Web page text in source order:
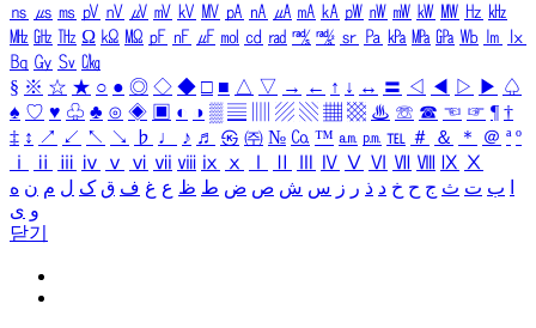
㎱ ㎲ ㎳ ㎴ ㎵ ㎶ ㎷ ㎸ ㎹ ㎀ ㎁ ㎂ ㎃ ㎄ ㎺ ㎻ ㎽ ㎾ ㎿ ㎐ ㎑
㎒ ㎓ ㎔ Ω ㏀ ㏁ ㎊ ㎋ ㎌ ㏖ ㏅ ㎭ ㎮ ㎯ ㏛ ㎩ ㎪ ㎫ ㎬ ㏝ ㏐
㏓
㏃ ㏉ ㏜ ㏆
§ ※ ☆ ★ ○ ● ◎ ◇ ◆ □ ■ △ ▽ → ← ↑ ↓ ↔ 〓 ◁ ◀ ▷ ▶ ♤
♠ ♡ ♥ ♧ ♣ ⊙ ◈ ▣ ◐ ◑ ▒ ▤ ▨ ▧ ▦ ▩ ♨ ☏ ☎ ☜ ☞ ¶ †
‡ ↕ ↗ ↙ ↖ ↘ ♭ ♩ ♪ ♬ ㉿ ㈜ № ㏇ ™ ㏂ ㏘ ℡ ＃ ＆ ＊ ＠ ª º
ⅰ
ⅱ ⅲ ⅳ ⅴ ⅵ ⅶ ⅷ ⅸ ⅹ Ⅳ Ⅴ Ⅵ Ⅶ Ⅷ Ⅸ Ⅹ
ب ت ث ج ح خ د ذ ر ز س ش ص ض ط ظ ع غ ف ق ک ل م ن ه
و ی
닫기